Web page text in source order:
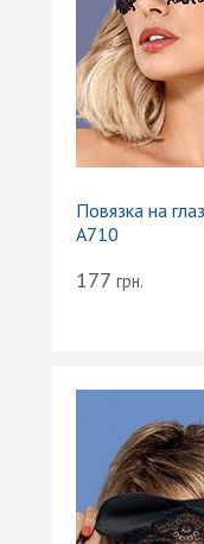
Повязка на
A710
177 грн.